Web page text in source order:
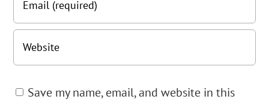
Save my name, email, and website in this